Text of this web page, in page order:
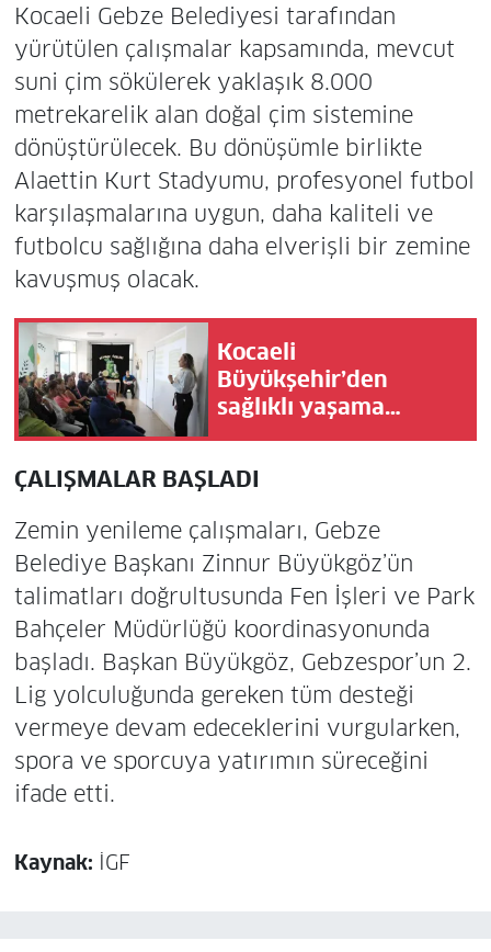
Kocaeli Gebze Belediyesi tarafından
yürütülen çalışmalar kapsamında, mevcut
suni çim sökülerek yaklaşık 8.000
metrekarelik alan doğal çim sistemine
dönüştürülecek. Bu dönüşümle birlikte
Alaettin Kurt Stadyumu, profesyonel futbol
karşılaşmalarına uygun, daha kaliteli ve
futbolcu sağlığına daha elverişli bir zemine
kavuşmuş olacak.
Kocaeli
Büyükşehir’den
sağlıklı yaşama
destek
ÇALIŞMALAR BAŞLADI
Zemin yenileme çalışmaları, Gebze
Belediye Başkanı Zinnur Büyükgöz’ün
talimatları doğrultusunda Fen İşleri ve Park
Bahçeler Müdürlüğü koordinasyonunda
başladı. Başkan Büyükgöz, Gebzespor’un 2.
Lig yolculuğunda gereken tüm desteği
vermeye devam edeceklerini vurgularken,
spora ve sporcuya yatırımın süreceğini
ifade etti.
Kaynak: İGF